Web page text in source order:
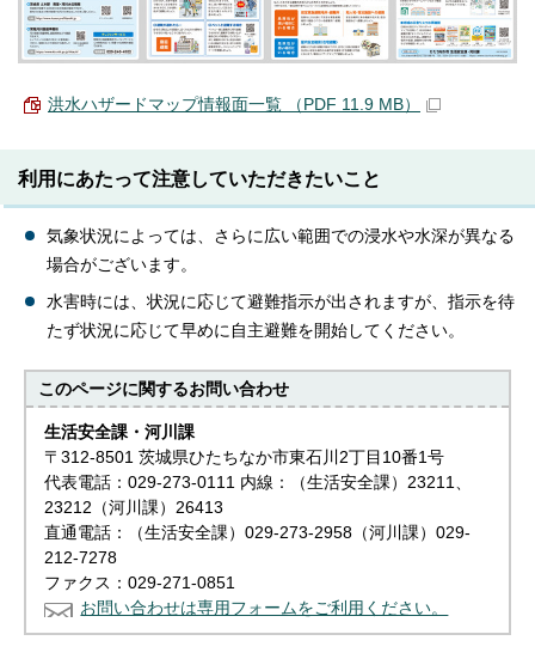
洪水ハザードマップ情報面一覧 （PDF 11.9 MB）
利用にあたって注意していただきたいこと
気象状況によっては、さらに広い範囲での浸水や水深が異なる
場合がございます。
水害時には、状況に応じて避難指示が出されますが、指示を待
たず状況に応じて早めに自主避難を開始してください。
このページに関するお問い合わせ
生活安全課・河川課
〒312-8501 茨城県ひたちなか市東石川2丁目10番1号
代表電話：029-273-0111 内線：（生活安全課）23211、
23212（河川課）26413
直通電話：（生活安全課）029-273-2958（河川課）029-
212-7278
ファクス：029-271-0851
お問い合わせは専用フォームをご利用ください。